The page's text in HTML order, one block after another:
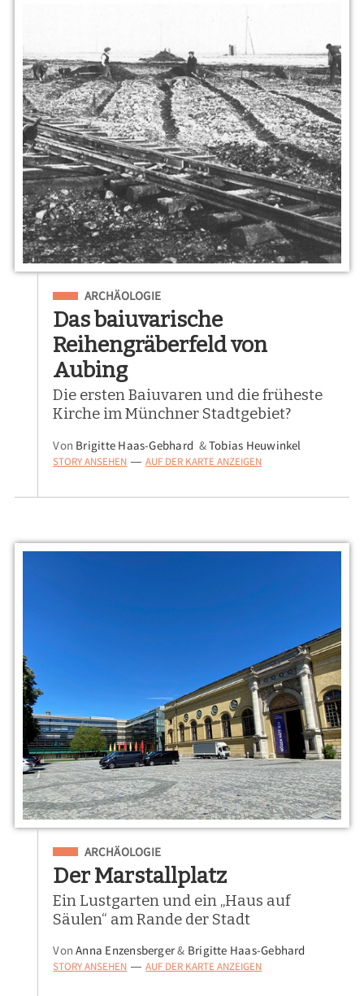
Eingeordnet unter
ARCHÄOLOGIE
Das baiuvarische
Reihengräberfeld von
Aubing
Die ersten Baiuvaren und die früheste
Kirche im Münchner Stadtgebiet?
Von Brigitte Haas-Gebhard &Tobias Heuwinkel
STORY ANSEHEN — AUF DER KARTE ANZEIGEN
Eingeordnet unter
ARCHÄOLOGIE
Der Marstallplatz
Ein Lustgarten und ein „Haus auf
Säulen“ am Rande der Stadt
VonAnna Enzensberger& Brigitte Haas-Gebhard
STORY ANSEHEN — AUF DER KARTE ANZEIGEN